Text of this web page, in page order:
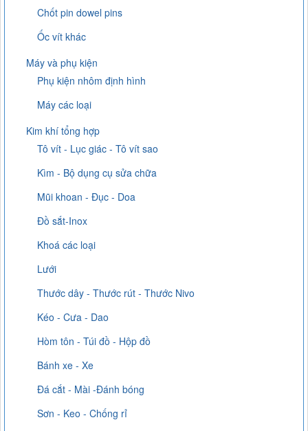
Chốt pin dowel pins
Ốc vít khác
Máy và phụ kiện
Phụ kiện nhôm định hình
Máy các loại
Kim khí tổng hợp
Tô vít - Lục giác - Tô vít sao
Kìm - Bộ dụng cụ sửa chữa
Mũi khoan - Đục - Doa
Đồ sắt-Inox
Khoá các loại
Lưới
Thước dây - Thước rút - Thước Nivo
Kéo - Cưa - Dao
Hòm tôn - Túi đồ - Hộp đồ
Bánh xe - Xe
Đá cắt - Mài -Đánh bóng
Sơn - Keo - Chống rỉ